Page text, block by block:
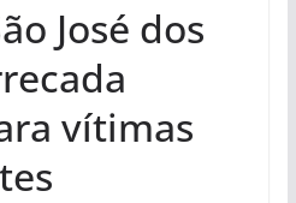
José dos
vítimas